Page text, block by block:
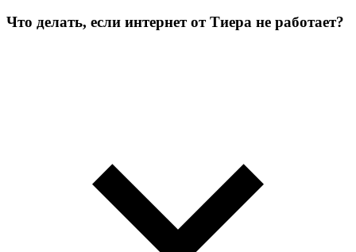
Что делать, если интернет от Тиера не работает?